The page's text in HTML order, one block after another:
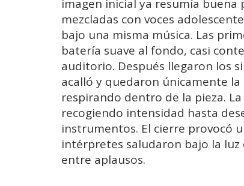
imagen inicial ya resumía
mezcladas con voces
bajo una misma música. Las
batería suave al fondo, casi
auditorio. Después llegaron los
acalló y quedaron únicamente
respirando dentro de la pieza.
recogiendo intensidad hasta
instrumentos. El cierre provocó
intérpretes saludaron bajo la
entre aplausos.